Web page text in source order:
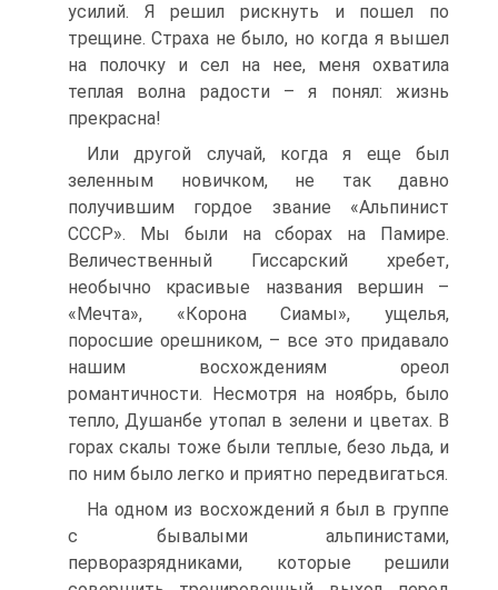
усилий. Я решил рискнуть и пошел по
трещине. Страха не было, но когда я вышел
на полочку и сел на нее, меня охватила
теплая волна радости – я понял: жизнь
прекрасна!
Или другой случай, когда я еще был
зеленным новичком, не так давно
получившим гордое звание «Альпинист
СССР». Мы были на сборах на Памире.
Величественный Гиссарский хребет,
необычно красивые названия вершин –
«Мечта», «Корона Сиамы», ущелья,
поросшие орешником, – все это придавало
нашим восхождениям ореол
романтичности. Несмотря на ноябрь, было
тепло, Душанбе утопал в зелени и цветах. В
горах скалы тоже были теплые, безо льда, и
по ним было легко и приятно передвигаться.
На одном из восхождений я был в группе
с бывалыми альпинистами,
перворазрядниками, которые решили